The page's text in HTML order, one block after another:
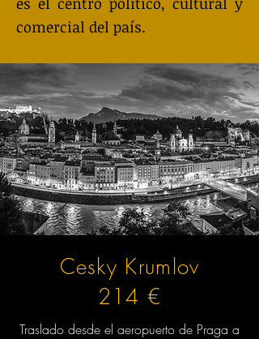
comercial del país.
Cesky Krumlov
214 €
Traslado desde el aeropuerto de Praga a